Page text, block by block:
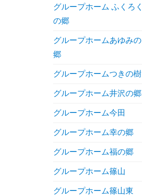
グループホーム ふくろく
の郷
グループホームあゆみの
郷
グループホームつきの樹
グループホーム井沢の郷
グループホーム今田
グループホーム幸の郷
グループホーム福の郷
グループホーム篠山
グループホーム篠山東